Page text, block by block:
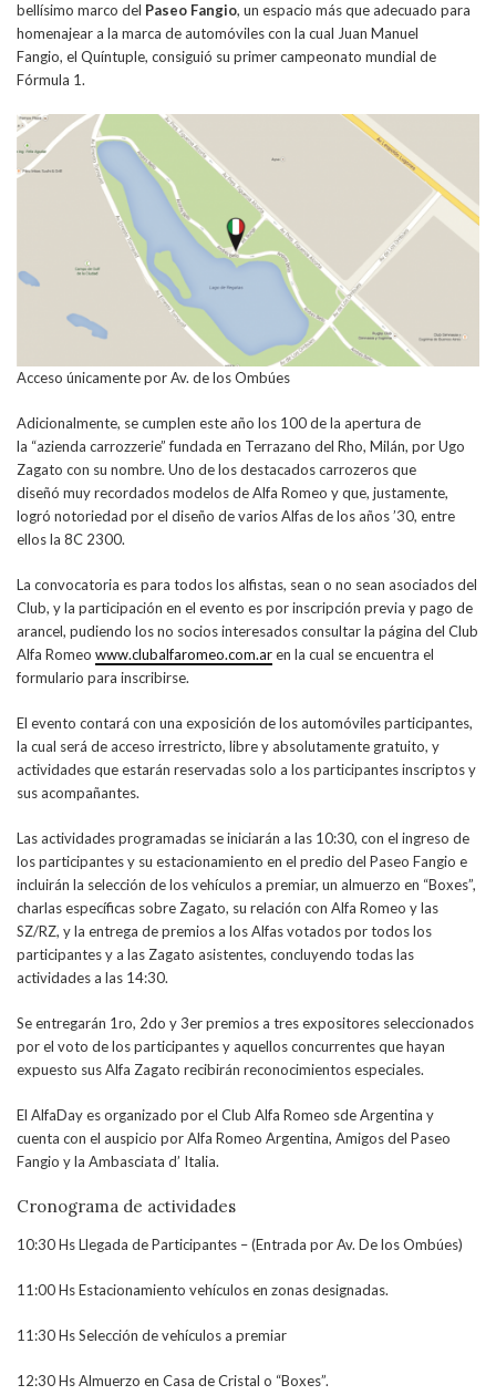
bellísimo marco del Paseo Fangio, un espacio más que adecuado para
homenajear a la marca de automóviles con la cual Juan Manuel
Fangio, el Quíntuple, consiguió su primer campeonato mundial de
Fórmula 1.
Acceso únicamente por Av. de los Ombúes
Adicionalmente, se cumplen este año los 100 de la apertura de
la “azienda carrozzerie” fundada en Terrazano del Rho, Milán, por Ugo
Zagato con su nombre. Uno de los destacados carrozeros que
diseñó muy recordados modelos de Alfa Romeo y que, justamente,
logró notoriedad por el diseño de varios Alfas de los años ’30, entre
ellos la 8C 2300.
La convocatoria es para todos los alfistas, sean o no sean asociados del
Club, y la participación en el evento es por inscripción previa y pago de
arancel, pudiendo los no socios interesados consultar la página del Club
Alfa Romeo www.clubalfaromeo.com.aren la cual se encuentra el
formulario para inscribirse.
El evento contará con una exposición de los automóviles participantes,
la cual será de acceso irrestricto, libre y absolutamente gratuito, y
actividades que estarán reservadas solo a los participantes inscriptos y
sus acompañantes.
Las actividades programadas se iniciarán a las 10:30, con el ingreso de
los participantes y su estacionamiento en el predio del Paseo Fangio e
incluirán la selección de los vehículos a premiar, un almuerzo en “Boxes”,
charlas específicas sobre Zagato, su relación con Alfa Romeo y las
SZ/RZ, y la entrega de premios a los Alfas votados por todos los
participantes y a las Zagato asistentes, concluyendo todas las
actividades a las 14:30.
Se entregarán 1ro, 2do y 3er premios a tres expositores seleccionados
por el voto de los participantes y aquellos concurrentes que hayan
expuesto sus Alfa Zagato recibirán reconocimientos especiales.
El AlfaDay es organizado por el Club Alfa Romeo sde Argentina y
cuenta con el auspicio por Alfa Romeo Argentina, Amigos del Paseo
Fangio y la Ambasciata d’ Italia.
Cronograma de actividades
10:30 Hs Llegada de Participantes – (Entrada por Av. De los Ombúes)
11:00 Hs Estacionamiento vehículos en zonas designadas.
11:30 Hs Selección de vehículos a premiar
12:30 Hs Almuerzo en Casa de Cristal o “Boxes”.